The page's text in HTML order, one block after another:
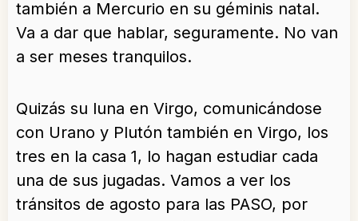
también a Mercurio en su géminis natal.
Va a dar que hablar, seguramente. No van
a ser meses tranquilos.
Quizás su luna en Virgo, comunicándose
con Urano y Plutón también en Virgo, los
tres en la casa 1, lo hagan estudiar cada
una de sus jugadas. Vamos a ver los
tránsitos de agosto para las PASO, por